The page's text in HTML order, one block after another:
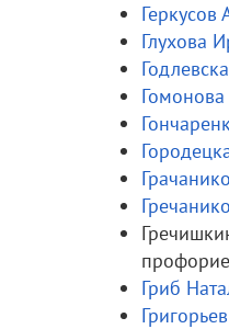
Геркусов
Глухова
Гриб